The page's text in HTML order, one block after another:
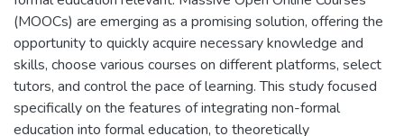
(MOOCs) are emerging as a promising solution, offering the
opportunity to quickly acquire necessary knowledge and
skills, choose various courses on different platforms, select
tutors, and control the pace of learning. This study focused
specifically on the features of integrating non-formal
education into formal education, to theoretically